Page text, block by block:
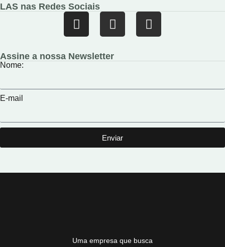
LAS nas Redes Sociais
Assine a nossa Newsletter
Nome:
E-mail
Enviar
Uma empresa que busca